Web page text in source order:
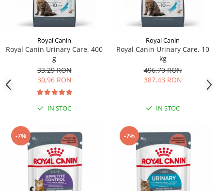
Royal Canin
Royal Canin Urinary Care, 400
g
33,29 RON
30,96 RON
IN STOC
Royal Canin
Royal Canin Urinary Care, 10
kg
496,70 RON
387,43 RON
IN STOC
-7% -7%